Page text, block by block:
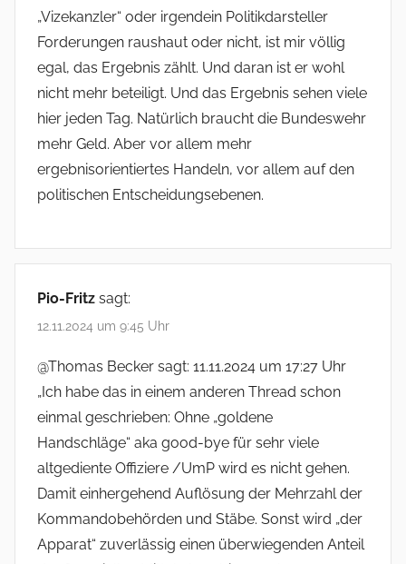
„Vizekanzler“ oder irgendein Politikdarsteller
Forderungen raushaut oder nicht, ist mir völlig
egal, das Ergebnis zählt. Und daran ist er wohl
nicht mehr beteiligt. Und das Ergebnis sehen viele
hier jeden Tag. Natürlich braucht die Bundeswehr
mehr Geld. Aber vor allem mehr
ergebnisorientiertes Handeln, vor allem auf den
politischen Entscheidungsebenen.
Pio-Fritz sagt:
12.11.2024 um 9:45 Uhr
@Thomas Becker sagt: 11.11.2024 um 17:27 Uhr
„Ich habe das in einem anderen Thread schon
einmal geschrieben: Ohne „goldene
Handschläge“ aka good-bye für sehr viele
altgediente Offiziere /UmP wird es nicht gehen.
Damit einhergehend Auflösung der Mehrzahl der
Kommandobehörden und Stäbe. Sonst wird „der
Apparat“ zuverlässig einen überwiegenden Anteil